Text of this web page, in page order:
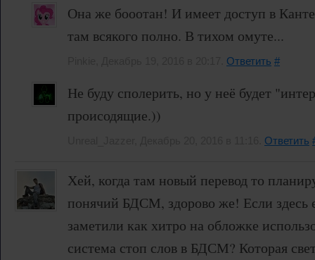
Она же бооотан! И имеет доступ в
там всякого полно. В тихом омуте...
Ответить #
Не буду сполерить, но у неё будет
происодящие.))
Ответить
Хей, когда там новый перевод то
понячий БДСМ, здорово же! Если здесь
заметили как хитро на обложке
система стоп слов в БДСМ? Которая